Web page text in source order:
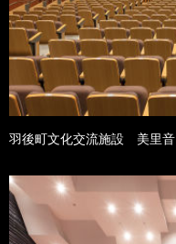
羽後町文化交流施設 美里音